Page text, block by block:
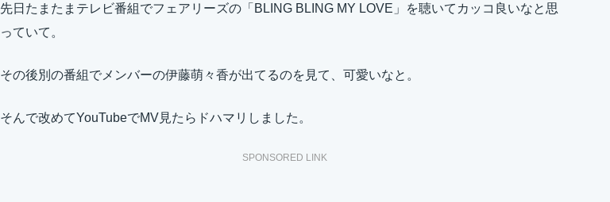
先日たまたまテレビ番組でフェアリーズの「BLING BLING MY LOVE」を聴いてカッコ良いなと思
っていて。
その後別の番組でメンバーの伊藤萌々香が出てるのを見て、可愛いなと。
そんで改めてYouTubeでMV見たらドハマリしました。
SPONSORED LINK